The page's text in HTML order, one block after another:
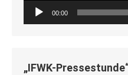
00:00
„IFWK-